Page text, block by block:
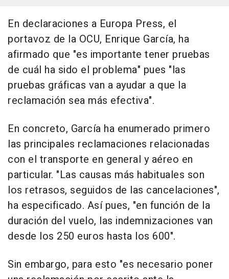
En declaraciones a Europa Press, el
portavoz de la OCU, Enrique García, ha
afirmado que "es importante tener pruebas
de cuál ha sido el problema" pues "las
pruebas gráficas van a ayudar a que la
reclamación sea más efectiva".
En concreto, García ha enumerado primero
las principales reclamaciones relacionadas
con el transporte en general y aéreo en
particular. "Las causas más habituales son
los retrasos, seguidos de las cancelaciones",
ha especificado. Así pues, "en función de la
duración del vuelo, las indemnizaciones van
desde los 250 euros hasta los 600".
Sin embargo, para esto "es necesario poner